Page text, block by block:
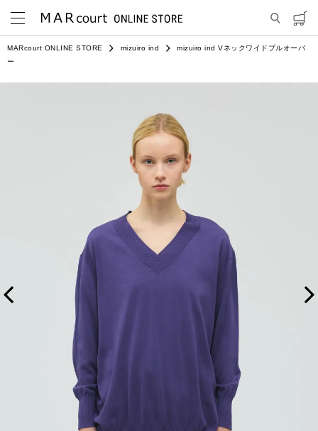
MARcourt ONLINE STORE mizuiro ind
mizuiro ind Vネックワイドプルオーバ
ー